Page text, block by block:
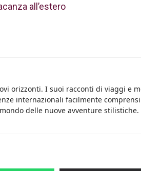
all’estero
orizzonti. I suoi racconti di viaggi e
internazionali facilmente
delle nuove avventure stilistiche.